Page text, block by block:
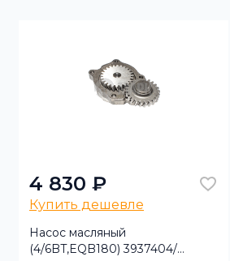
4 830 ₽
Купить дешевле
Насос масляный
(4/6BT,EQB180) 3937404/